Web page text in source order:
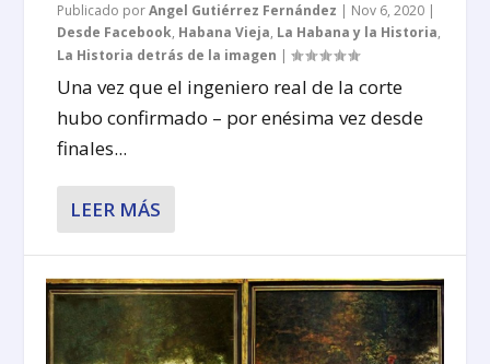
Publicado porAngel Gutiérrez Fernández | Nov 6, 2020 |
Desde Facebook, Habana Vieja, La Habana y la Historia,
La Historia detrás de la imagen |
Una vez que el ingeniero real de la corte
hubo confirmado – por enésima vez desde
finales...
LEER MÁS